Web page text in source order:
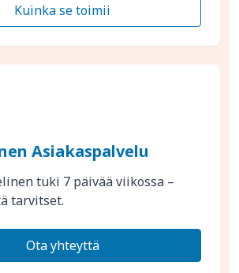
Kuinka se toimii
Asiakaspalvelu
tuki 7 päivää viikossa –
tarvitset.
Ota yhteyttä